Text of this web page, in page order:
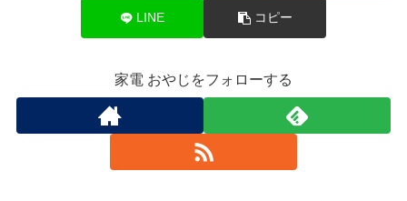
LINE コピー
家電 おやじをフォローする